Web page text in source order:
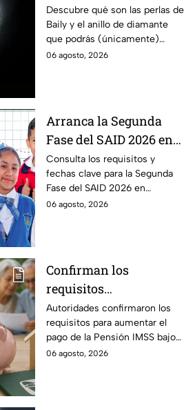
podrán ver
ÚNICAMENTE durante
el eclipse solar 2026 del
12 de agosto?
Descubre qué son las perlas de
Baily y el anillo de diamante
que podrás (únicamente)
observar durante el eclipse
06 agosto, 2026
Arranca la Segunda
Fase del SAID 2026 en
Edomex para grados
intermedios: Fechas
clave y requisitos para
cambios de escuela
Consulta los requisitos y
fechas clave para la Segunda
Fase del SAID 2026 en
Edomex y asegura el traslado
06 agosto, 2026
Confirman los
requisitos
indispensables para
incrementar el pago de
la Pensión IMSS bajo el
régimen de la Ley 73
Autoridades confirmaron los
requisitos para aumentar el
pago de la Pensión IMSS bajo
la Ley 73, ¿cuáles son?
06 agosto, 2026